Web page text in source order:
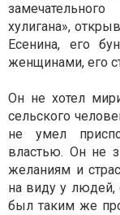
хулигана»,
Есенина, его
женщинами, его
Он не хотел
сельского
не умел
властью. Он не
желаниям и
на виду у людей,
был таким же